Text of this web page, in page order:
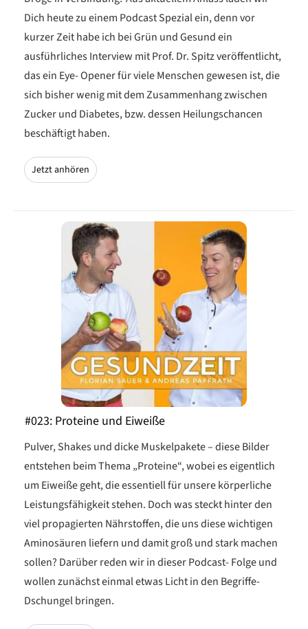
Dich heute zu einem Podcast Spezial ein, denn vor
kurzer Zeit habe ich bei Grün und Gesund ein
ausführliches Interview mit Prof. Dr. Spitz veröffentlicht,
das ein Eye- Opener für viele Menschen gewesen ist, die
sich bisher wenig mit dem Zusammenhang zwischen
Zucker und Diabetes, bzw. dessen Heilungschancen
beschäftigt haben.
Jetzt anhören
#023: Proteine und Eiweiße
Pulver, Shakes und dicke Muskelpakete – diese Bilder
entstehen beim Thema „Proteine“, wobei es eigentlich
um Eiweiße geht, die essentiell für unsere körperliche
Leistungsfähigkeit stehen. Doch was steckt hinter den
viel propagierten Nährstoffen, die uns diese wichtigen
Aminosäuren liefern und damit groß und stark machen
sollen? Darüber reden wir in dieser Podcast- Folge und
wollen zunächst einmal etwas Licht in den Begriffe-
Dschungel bringen.